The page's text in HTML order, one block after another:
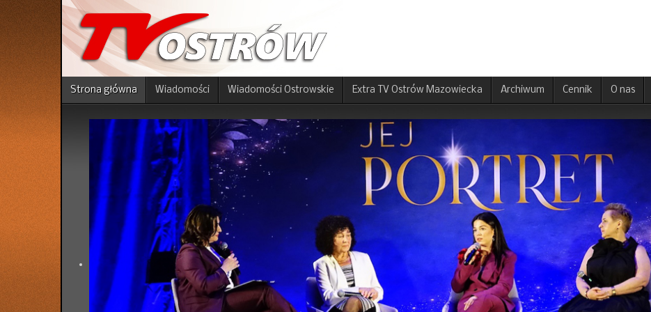
Strona główna Wiadomości Wiadomości Ostrowskie Extra TV Ostrów Mazowiecka Archiwum Cennik O nas